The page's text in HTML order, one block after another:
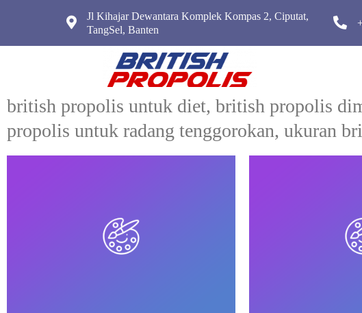
Jl Kihajar Dewantara Komplek Kompas 2, Ciputat,
TangSel, Banten
british propolis untuk diet, british propolis
propolis untuk radang tenggorokan, ukuran